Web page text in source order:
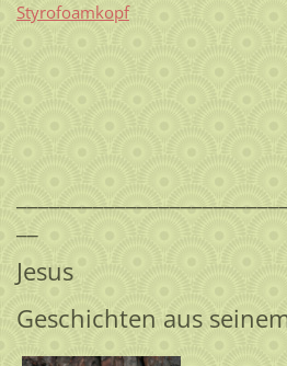
Styrofoamkopf
__
Jesus
Geschichten aus